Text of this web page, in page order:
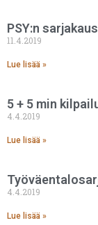
PSY:n
11.4.2019
Lue lisää »
5 + 5 min
4.4.2019
Lue lisää »
4.4.2019
Lue lisää »